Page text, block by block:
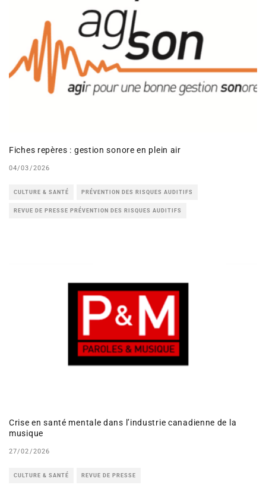
Fiches repères : gestion sonore en plein air
04/03/2026
CULTURE & SANTÉ PRÉVENTION DES RISQUES AUDITIFS
REVUE DE PRESSE PRÉVENTION DES RISQUES AUDITIFS
Crise en santé mentale dans l’industrie canadienne de la
musique
27/02/2026
CULTURE & SANTÉ REVUE DE PRESSE